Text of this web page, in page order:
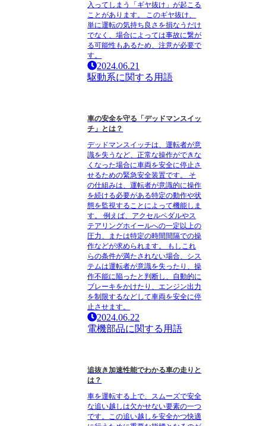
入ってしまう「ギヤ抜け」が起こる
ことがあります。 このギヤ抜け、
単に運転の気持ち良さを損なうだけ
でなく、場合によっては事故に繋が
る可能性もあるため、注意が必要で
す。
2024.06.21
駆動系に関する用語
車の安全を守る「デッドマンスイッ
チ」とは？
デッドマンスイッチは、運転者が意
識を失うなど、正常な操作ができな
くなった場合に車両を安全に停止さ
せるための緊急安全装置です。 そ
の仕組みは、運転者が意識的に操作
を続ける必要がある特定の動作や状
態を監視することによって機能しま
す。 例えば、アクセルペダルやス
テアリングホイールへの一定以上の
圧力、または特定の時間間隔での操
作などが求められます。 もしこれ
らの条件が満たされない場合、シス
テムは運転者が意識を失ったり、操
作不能に陥ったと判断し、自動的に
ブレーキをかけたり、エンジン出力
を制限するなどして車両を安全に停
止させます。
2024.06.22
電機部品に関する用語
追抜き加速性能でわかる車の走りと
は？
車を運転する上で、スムーズで安全
な追い越しは欠かせない要素の一つ
です。この追い越しを安全かつ快適